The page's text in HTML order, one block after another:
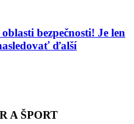
bezpečnosti! Je len
ďalší
A ŠPORT